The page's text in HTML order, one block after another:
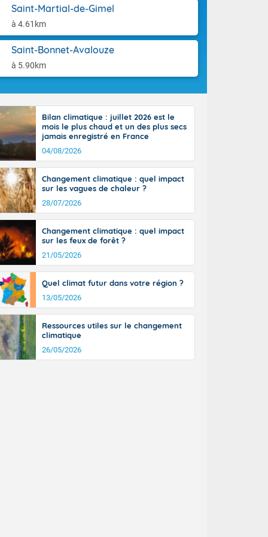
Saint-Martial-de-Gimel
à 4.61km
Saint-Bonnet-Avalouze
à 5.90km
de
reste du
orages
le rivage
virulents
et
sur le
localement
de la
90 à 110
de Manche
avec
Rhône-
entrées
aux
du
peuvent
nord-
les rafales
et sur le
vallée
Bilan climatique : juillet 2026 est le
mois le plus chaud et un des plus secs
jamais enregistré en France
04/08/2026
Changement climatique : quel impact
sur les vagues de chaleur ?
28/07/2026
Changement climatique : quel impact
sur les feux de forêt ?
21/05/2026
Quel climat futur dans votre région ?
13/05/2026
Ressources utiles sur le changement
climatique
26/05/2026